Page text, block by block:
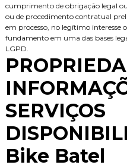
cumprimento de obrigação legal
ou de procedimento contratual
em processo, no legítimo
fundamento em uma das bases
LGPD.
SERVIÇOS
Bike Batel